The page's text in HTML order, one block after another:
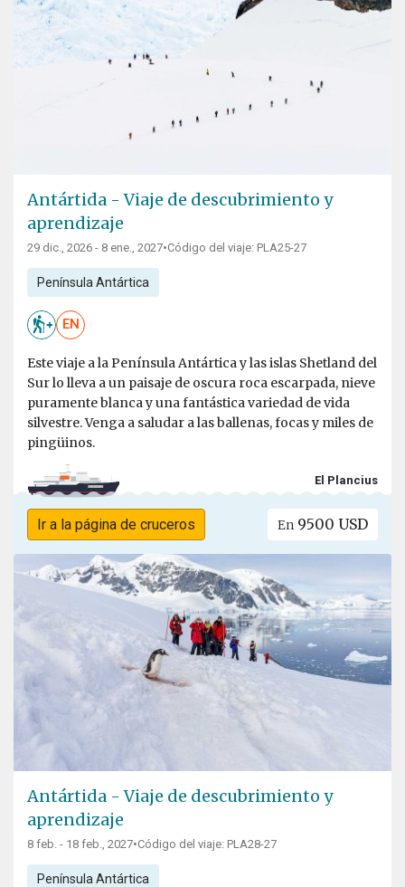
Antártida - Viaje de descubrimiento y
aprendizaje
29 dic., 2026 - 8 ene., 2027•Código del viaje: PLA25-27
Península Antártica
EN
Este viaje a la Península Antártica y las islas Shetland del
Sur lo lleva a un paisaje de oscura roca escarpada, nieve
puramente blanca y una fantástica variedad de vida
silvestre. Venga a saludar a las ballenas, focas y miles de
pingüinos.
El Plancius
Ir a la página de cruceros En 9500 USD
Antártida - Viaje de descubrimiento y
aprendizaje
8 feb. - 18 feb., 2027•Código del viaje: PLA28-27
Península Antártica